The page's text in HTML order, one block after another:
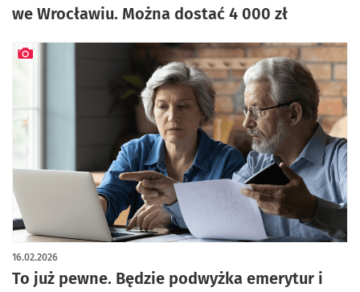
we Wrocławiu. Można dostać 4 000 zł
To już pewne. Będzie podwyżka emerytur i
16.02.2026
artykuł z galerią zdjęć